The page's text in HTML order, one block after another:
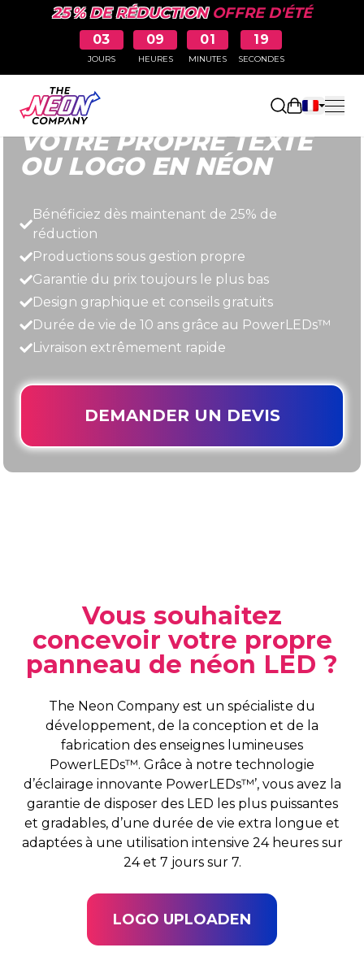
25 % DE RÉDUCTIONOFFRE D'ÉTÉ
03
JOURS
09
HEURES
01
MINUTES
18
SECONDES
Ouvrir le
Rapide, simple et abordable.
VOTRE PROPRE TEXTE
OU LOGO EN NÉON
Bénéficiez dès maintenant de 25% de
réduction
Productions sous gestion propre
Garantie du prix toujours le plus bas
Design graphique et conseils gratuits
Durée de vie de 10 ans grâce au PowerLEDs™
Livraison extrêmement rapide
DEMANDER UN DEVIS
Vous souhaitez
concevoir votre propre
panneau de néon LED ?
The Neon Company est un spécialiste du
développement, de la conception et de la
fabrication des enseignes lumineuses
PowerLEDs™. Grâce à notre technologie
d’éclairage innovante PowerLEDs™’, vous avez la
garantie de disposer des LED les plus puissantes
et gradables, d’une durée de vie extra longue et
adaptées à une utilisation intensive 24 heures sur
24 et 7 jours sur 7.
LOGO UPLOADEN